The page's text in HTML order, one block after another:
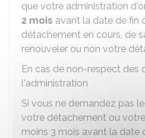
que votre administration
2 mois avant la date de fin
détachement en cours, de
renouveler ou non votre
En cas de non-respect des
l'administration
Si vous ne demandez pas
votre détachement ou
moins 3 mois avant la date